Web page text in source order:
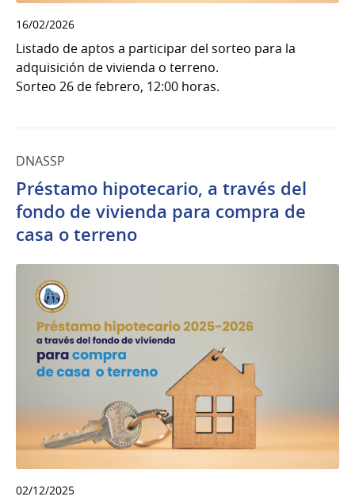
16/02/2026
Listado de aptos a participar del sorteo para la
adquisición de vivienda o terreno.
Sorteo 26 de febrero, 12:00 horas.
DNASSP
Préstamo hipotecario, a través del
fondo de vivienda para compra de
casa o terreno
02/12/2025